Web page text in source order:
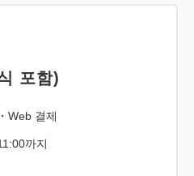
포함)
Web 결제
까지